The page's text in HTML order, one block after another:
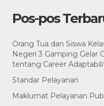
Pos-pos
Orang Tua dan Siswa
Negeri 3 Gamping Gelar
tentang Career
Standar Pelayanan
Maklumat Pelayanan